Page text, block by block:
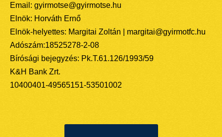
Email: gyirmotse@gyirmotse.hu
Elnök: Horváth Ernő
Elnök-helyettes: Margitai Zoltán | margitai@gyirmotfc.hu
Adószám:18525278-2-08
Bírósági bejegyzés: Pk.T.61.126/1993/59
K&H Bank Zrt.
10400401-49565151-53501002